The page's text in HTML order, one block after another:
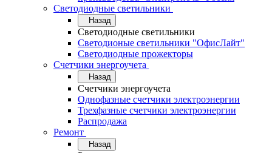
Светодиодные светильники
Назад
Светодиодные светильники
Светодионые светильники "ОфисЛайт"
Светодиодные прожекторы
Счетчики энергоучета
Назад
Счетчики энергоучета
Однофазные счетчики электроэнергии
Трехфазные счетчики электроэнергии
Распродажа
Ремонт
Назад